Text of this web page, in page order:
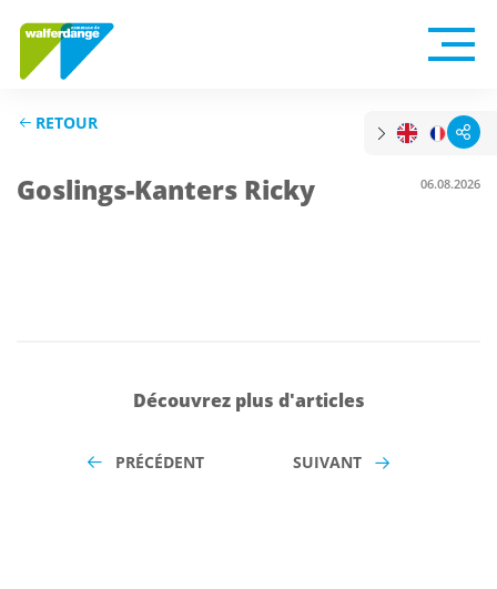
RETOUR
Goslings-Kanters Ricky 06.08.2026
Découvrez plus d'articles
PRÉCÉDENT SUIVANT